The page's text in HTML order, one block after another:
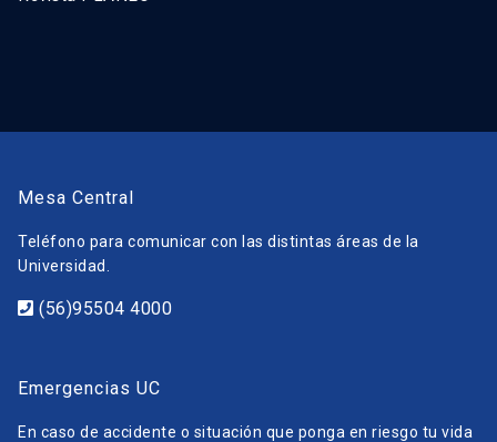
Mesa Central
Teléfono para comunicar con las distintas áreas de la
Universidad.
(56)95504 4000
Emergencias UC
En caso de accidente o situación que ponga en riesgo tu vida